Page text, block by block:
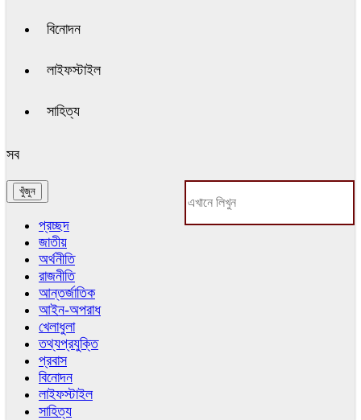
বিনোদন
লাইফস্টাইল
সাহিত্য
সব
প্রচ্ছদ
জাতীয়
অর্থনীতি
রাজনীতি
আন্তর্জাতিক
আইন-অপরাধ
খেলাধুলা
তথ্যপ্রযুক্তি
প্রবাস
বিনোদন
লাইফস্টাইল
সাহিত্য